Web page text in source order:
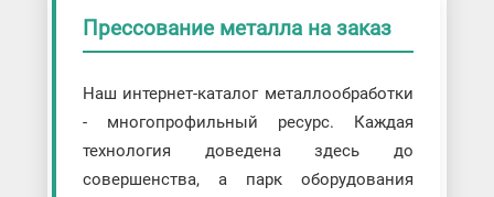
Прессование металла на заказ
Наш интернет-каталог металлообработки
- многопрофильный ресурс. Каждая
технология доведена здесь до
совершенства, а парк оборудования